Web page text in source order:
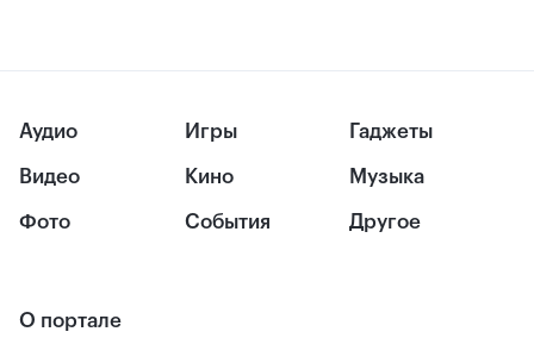
Аудио
Видео
Фото
Игры
Кино
События
Гаджеты
Музыка
Другое
О портале